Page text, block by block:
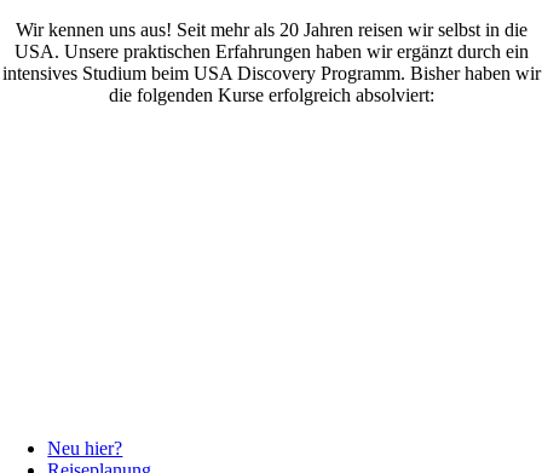
Wir kennen uns aus! Seit mehr als 20 Jahren reisen wir selbst in die
USA. Unsere praktischen Erfahrungen haben wir ergänzt durch ein
intensives Studium beim USA Discovery Programm. Bisher haben wir
die folgenden Kurse erfolgreich absolviert:
Neu hier?